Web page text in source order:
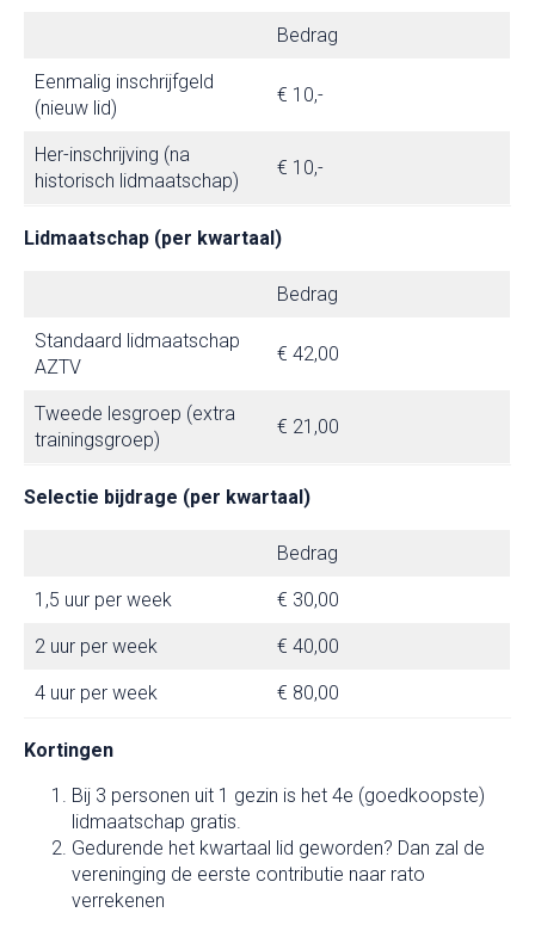
Bedrag
Eenmalig inschrijfgeld
(nieuw lid)
€ 10,-
Her-inschrijving (na
historisch lidmaatschap)
€ 10,-
Lidmaatschap (per kwartaal)
Bedrag
Standaard lidmaatschap
AZTV
€ 42,00
Tweede lesgroep (extra
trainingsgroep)
€ 21,00
Selectie bijdrage (per kwartaal)
Bedrag
1,5 uur per week € 30,00
2 uur per week € 40,00
4 uur per week € 80,00
Kortingen
Bij 3 personen uit 1 gezin is het 4e (goedkoopste)
lidmaatschap gratis.
Gedurende het kwartaal lid geworden? Dan zal de
vereninging de eerste contributie naar rato
verrekenen